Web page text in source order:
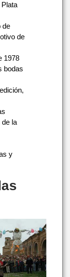
de
de
1978
bodas
de la
y